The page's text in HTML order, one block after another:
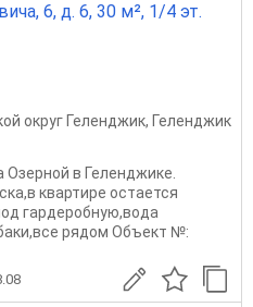
6, д. 6, 30 м², 1/4 эт.
округ Геленджик, Геленджик
в Геленджике.
квартире остается
гардеробную,вода
рядом Oбъект №: